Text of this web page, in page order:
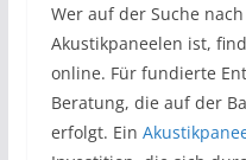
Wer auf der Suche
Akustikpaneelen ist,
online. Für fundierte
Beratung, die auf der
erfolgt. Ein